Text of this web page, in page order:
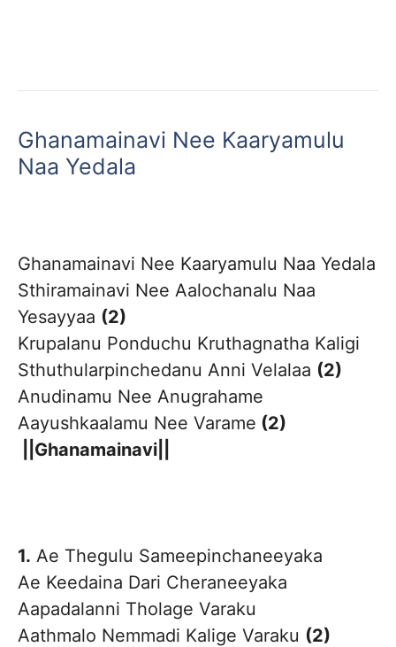
Ghanamainavi Nee Kaaryamulu
Naa Yedala
Ghanamainavi Nee Kaaryamulu Naa Yedala
Sthiramainavi Nee Aalochanalu Naa
Yesayyaa (2)
Krupalanu Ponduchu Kruthagnatha Kaligi
Sthuthularpinchedanu Anni Velalaa (2)
Anudinamu Nee Anugrahame
Aayushkaalamu Nee Varame (2)
||Ghanamainavi||
1. Ae Thegulu Sameepinchaneeyaka
Ae Keedaina Dari Cheraneeyaka
Aapadalanni Tholage Varaku
Aathmalo Nemmadi Kalige Varaku (2)